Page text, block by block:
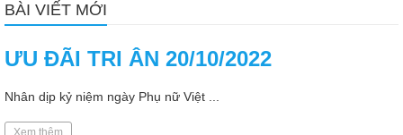
BÀI VIẾT MỚI
ƯU ĐÃI TRI ÂN 20/10/2022
Nhân dịp kỷ niệm ngày Phụ nữ Việt ...
Xem thêm